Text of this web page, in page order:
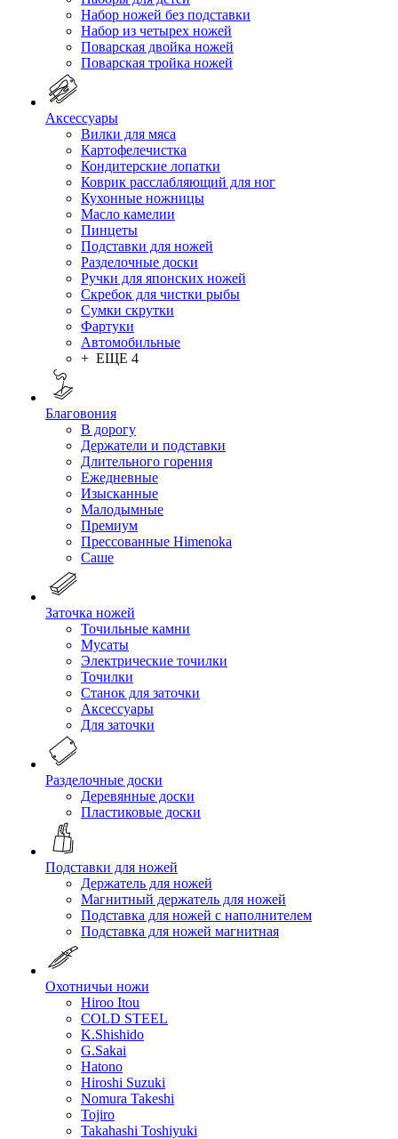
Набор ножей без подставки
Набор из четырех ножей
Поварская двойка ножей
Поварская тройка ножей
Аксессуары
Вилки для мяса
Картофелечистка
Кондитерские лопатки
Коврик расслабляющий для ног
Кухонные ножницы
Масло камелии
Пинцеты
Подставки для ножей
Разделочные доски
Ручки для японских ножей
Скребок для чистки рыбы
Сумки скрутки
Фартуки
Автомобильные
+ ЕЩЕ 4
Благовония
В дорогу
Держатели и подставки
Длительного горения
Ежедневные
Изысканные
Малодымные
Премиум
Прессованные Himenoka
Саше
Заточка ножей
Точильные камни
Мусаты
Электрические точилки
Точилки
Станок для заточки
Аксессуары
Для заточки
Разделочные доски
Деревянные доски
Пластиковые доски
Подставки для ножей
Держатель для ножей
Магнитный держатель для ножей
Подставка для ножей с наполнителем
Подставка для ножей магнитная
Охотничьи ножи
Hiroo Itou
COLD STEEL
K.Shishido
G.Sakai
Hatono
Hiroshi Suzuki
Nomura Takeshi
Tojiro
Takahashi Toshiyuki